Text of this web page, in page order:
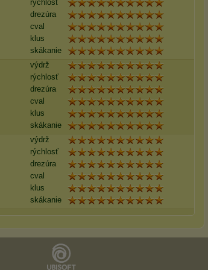
rýchlosť
drezúra
cval
klus
skákanie
výdrž
rýchlosť
drezúra
cval
klus
skákanie
výdrž
rýchlosť
drezúra
cval
klus
skákanie